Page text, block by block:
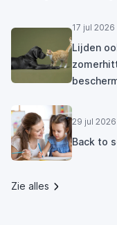
17 jul 2026
Lijden
29 jul 2026
Back to
Zie alles